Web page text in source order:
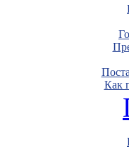
Как